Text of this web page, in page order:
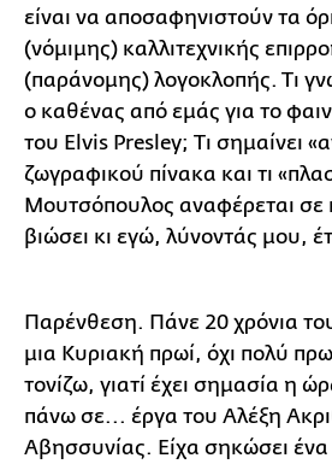
είναι να αποσαφηνιστούν τα
(νόμιμης) καλλιτεχνικής
(παράνομης) λογοκλοπής. Τι
ο καθένας από εμάς για το
του Elvis Presley; Τι σημαίνει
ζωγραφικού πίνακα και τι
Μουτσόπουλος αναφέρεται σε
βιώσει κι εγώ, λύνοντάς μου,
Παρένθεση. Πάνε 20 χρόνια
μια Κυριακή πρωί, όχι πολύ
τονίζω, γιατί έχει σημασία η
πάνω σε... έργα του Αλέξη
Αβησσυνίας. Είχα σηκώσει